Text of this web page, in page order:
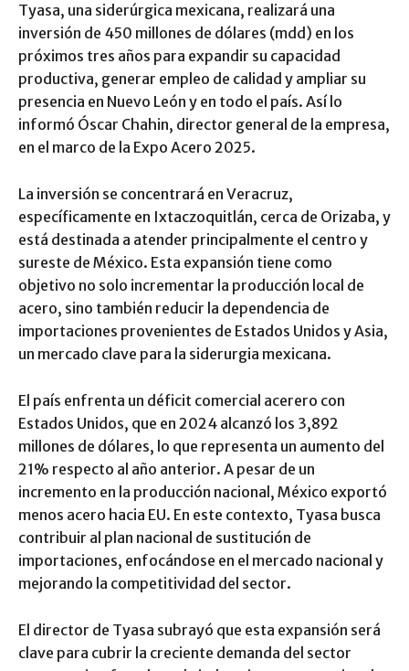
Tyasa, una siderúrgica mexicana, realizará una
inversión de 450 millones de dólares (mdd) en los
próximos tres años para expandir su capacidad
productiva, generar empleo de calidad y ampliar su
presencia en Nuevo León y en todo el país. Así lo
informó Óscar Chahin, director general de la empresa,
en el marco de la Expo Acero 2025.
La inversión se concentrará en Veracruz,
específicamente en Ixtaczoquitlán, cerca de Orizaba, y
está destinada a atender principalmente el centro y
sureste de México. Esta expansión tiene como
objetivo no solo incrementar la producción local de
acero, sino también reducir la dependencia de
importaciones provenientes de Estados Unidos y Asia,
un mercado clave para la siderurgia mexicana.
El país enfrenta un déficit comercial acerero con
Estados Unidos, que en 2024 alcanzó los 3,892
millones de dólares, lo que representa un aumento del
21% respecto al año anterior. A pesar de un
incremento en la producción nacional, México exportó
menos acero hacia EU. En este contexto, Tyasa busca
contribuir al plan nacional de sustitución de
importaciones, enfocándose en el mercado nacional y
mejorando la competitividad del sector.
El director de Tyasa subrayó que esta expansión será
clave para cubrir la creciente demanda del sector